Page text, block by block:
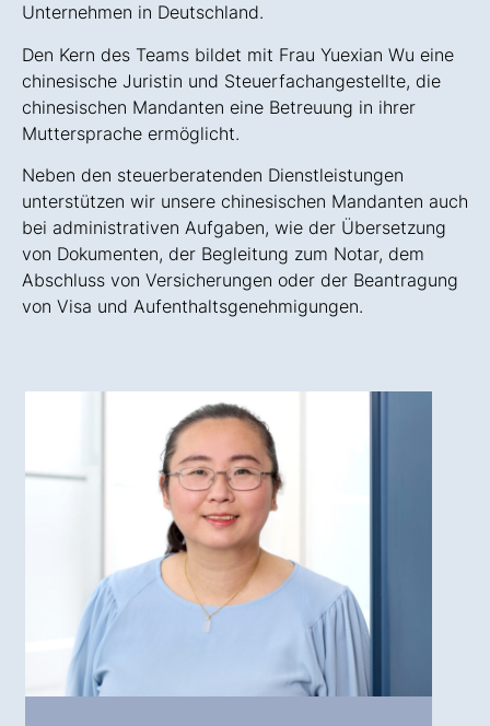
Unternehmen in Deutschland.
Den Kern des Teams bildet mit Frau Yuexian Wu eine
chinesische Juristin und Steuerfachangestellte, die
chinesischen Mandanten eine Betreuung in ihrer
Muttersprache ermöglicht.
Neben den steuerberatenden Dienstleistungen
unterstützen wir unsere chinesischen Mandanten auch
bei administrativen Aufgaben, wie der Übersetzung
von Dokumenten, der Begleitung zum Notar, dem
Abschluss von Versicherungen oder der Beantragung
von Visa und Aufenthaltsgenehmigungen.